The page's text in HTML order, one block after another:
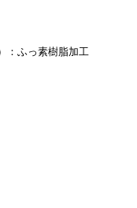
：ふっ素樹脂加工